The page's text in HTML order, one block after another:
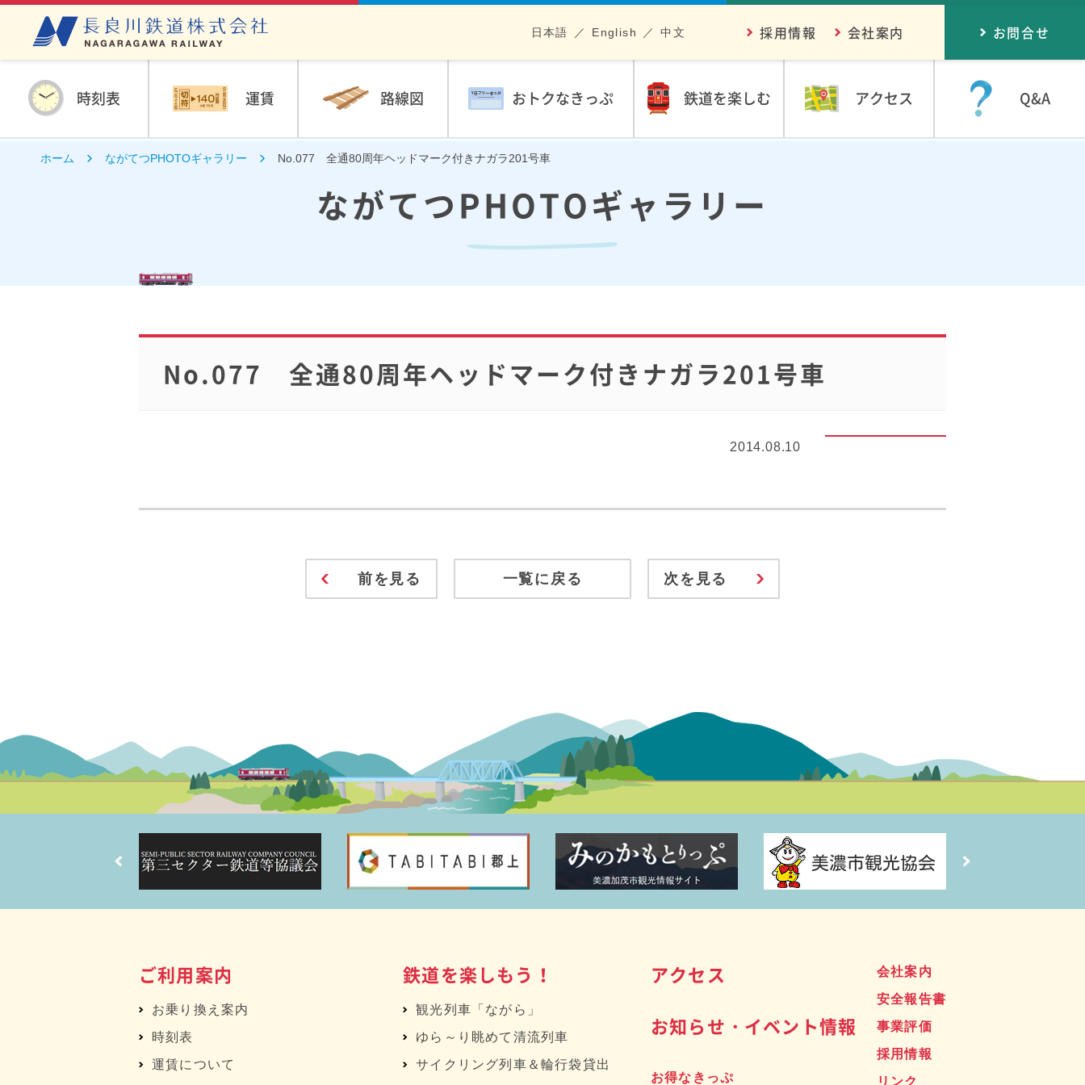
時刻表 運賃 路線図 おトクなきっぷ 鉄道を楽しむ アクセス Q&A
採用情報 会社案内
日本語 English 中文 お問合せ
ホーム ながてつPHOTOギャラリー No.077 全通80周年ヘッドマーク付きナガラ201号車
ながてつPHOTOギャラリー
No.077 全通80周年ヘッドマーク付きナガラ201号車
2014.08.10
前を見る 一覧に戻る 次を見る
ご利用案内
お乗り換え案内
時刻表
運賃について
鉄道を楽しもう！
観光列車「ながら」
ゆら～り眺めて清流列車
サイクリング列車＆輪行袋貸出
アクセス
お知らせ・イベント情報
お得なきっぷ
会社案内
安全報告書
事業評価
採用情報
リンク